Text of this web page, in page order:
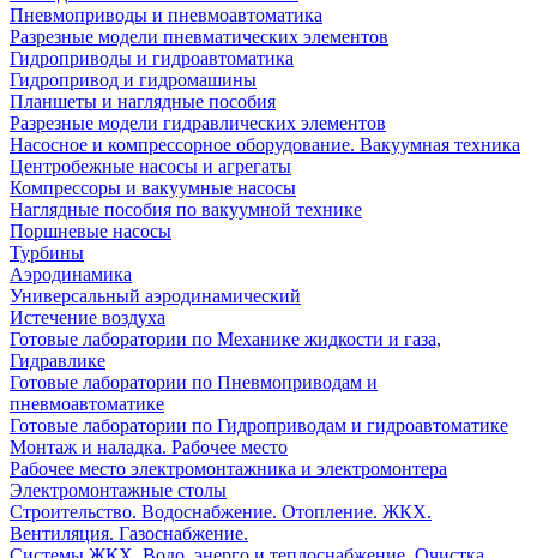
Пневмоприводы и пневмоавтоматика
Разрезные модели пневматических элементов
Гидроприводы и гидроавтоматика
Гидропривод и гидромашины
Планшеты и наглядные пособия
Разрезные модели гидравлических элементов
Насосное и компрессорное оборудование. Вакуумная техника
Центробежные насосы и агрегаты
Компрессоры и вакуумные насосы
Наглядные пособия по вакуумной технике
Поршневые насосы
Турбины
Аэродинамика
Универсальный аэродинамический
Истечение воздуха
Готовые лаборатории по Механике жидкости и газа,
Гидравлике
Готовые лаборатории по Пневмоприводам и
пневмоавтоматике
Готовые лаборатории по Гидроприводам и гидроавтоматике
Монтаж и наладка. Рабочее место
Рабочее место электромонтажника и электромонтера
Электромонтажные столы
Строительство. Водоснабжение. Отопление. ЖКХ.
Вентиляция. Газоснабжение.